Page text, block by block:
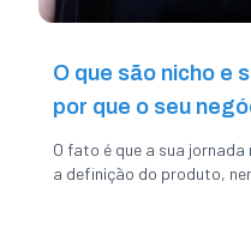
O que são nicho e
por que o seu
O fato é que a sua
a definição do produto,